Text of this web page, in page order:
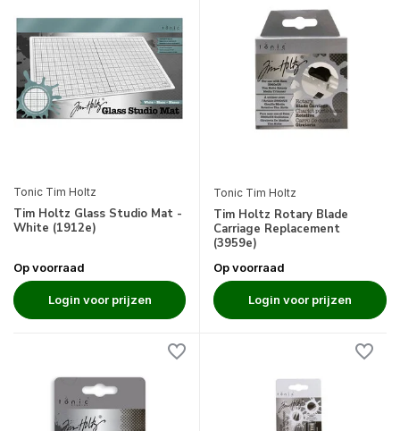
Tonic Tim Holtz
Tim Holtz Glass Studio Mat -
White (1912e)
Op voorraad
Login voor prijzen
Tonic Tim Holtz
Tim Holtz Rotary Blade
Carriage Replacement
(3959e)
Op voorraad
Login voor prijzen